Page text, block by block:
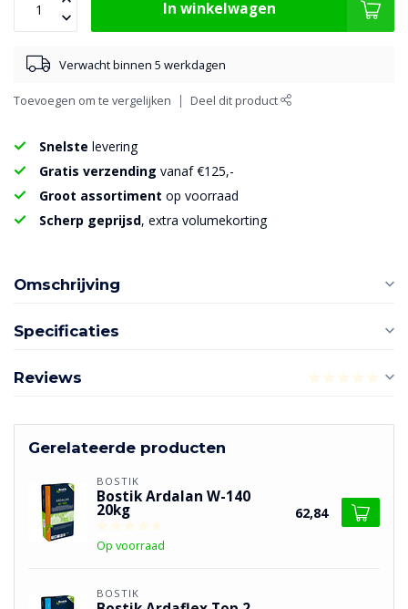
In winkelwagen
Verwacht binnen 5 werkdagen
Toevoegen om te vergelijken Deel dit product
Snelste levering
Gratis verzending vanaf €125,-
Groot assortiment op voorraad
Scherp geprijsd, extra volumekorting
Omschrijving
Specificaties
Reviews
Gerelateerde producten
BOSTIK
Bostik Ardalan W-140
20kg
Op voorraad
62,84
BOSTIK